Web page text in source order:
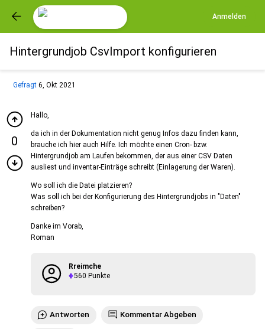
Anmelden
Hintergrundjob CsvImport konfigurieren
Gefragt 6, Okt 2021
0
Hallo,
da ich in der Dokumentation nicht genug Infos dazu finden kann,
brauche ich hier auch Hilfe. Ich möchte einen Cron- bzw.
Hintergrundjob am Laufen bekommen, der aus einer CSV Daten
ausliest und inventar-Einträge schreibt (Einlagerung der Waren).
Wo soll ich die Datei platzieren?
Was soll ich bei der Konfigurierung des Hintergrundjobs in "Daten"
schreiben?
Danke im Vorab,
Roman
Rreimche
560 Punkte
Antworten Kommentar Abgeben